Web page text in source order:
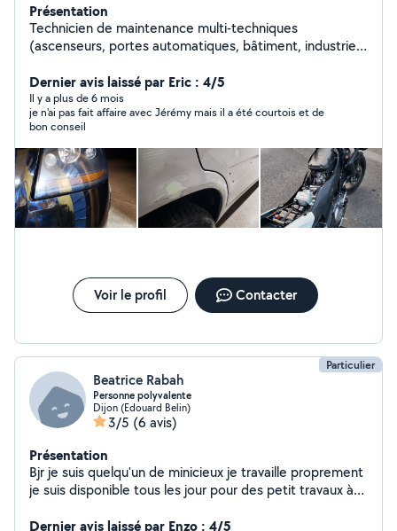
Présentation
Technicien de maintenance multi-techniques
(ascenseurs, portes automatiques, bâtiment, industrie)
quelques passes temps. (Motos, véhicules collections,
carrosserie etc...)
Dernier avis laissé par Eric : 4/5
Il y a plus de 6 mois
je n'ai pas fait affaire avec Jérémy mais il a été courtois et de
bon conseil
Voir le profil Contacter
Particulier
Beatrice Rabah
Personne polyvalente
Dijon (Edouard Belin)
3/5 (6 avis)
Présentation
Bjr je suis quelqu'un de minicieux je travaille proprement
je suis disponible tous les jour pour des petit travaux à
douche je peux le déplacer je touche a tous et aussi je
Dernier avis laissé par Enzo : 4/5